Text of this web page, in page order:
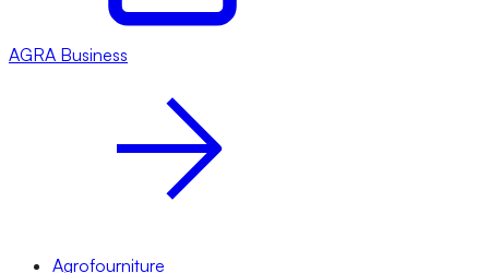
AGRA Business
Agrofourniture